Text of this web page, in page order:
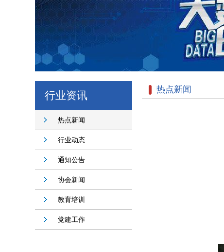
行业资讯
热点新闻
行业动态
通知公告
协会新闻
教育培训
党建工作
热点新闻